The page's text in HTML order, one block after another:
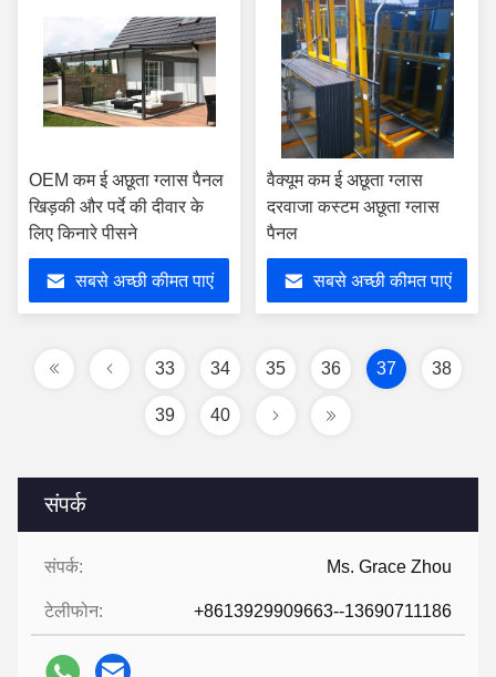
संपर्क
संपर्क: Ms. Grace Zhou
टेलीफोन: +8613929909663--13690711186
OEM कम ई अछूता ग्लास पैनल
खिड़की और पर्दे की दीवार के
लिए किनारे पीसने
सबसे अच्छी कीमत पाएं
वैक्यूम कम ई अछूता ग्लास
दरवाजा कस्टम अछूता ग्लास
पैनल
सबसे अच्छी कीमत पाएं
33 34 35 36 37 38
39 40